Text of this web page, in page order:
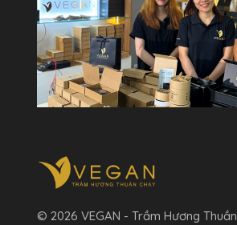
© 2026 VEGAN - Trầm Hương Thuần